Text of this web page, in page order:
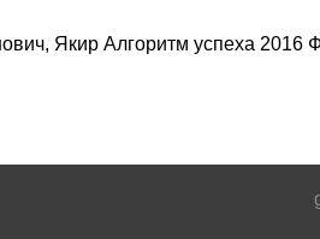
Якир Алгоритм успеха 2016